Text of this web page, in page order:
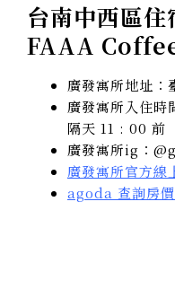
台南中西區
FAAA
廣發寓所地址：
廣發寓所入住
隔天 11 : 00 前
廣發寓所ig：
廣發寓所官方線
agoda 查詢房價